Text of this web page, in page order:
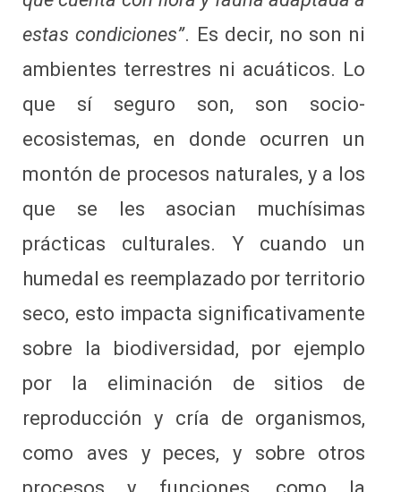
estas condiciones”. Es decir, no son ni
ambientes terrestres ni acuáticos. Lo
que sí seguro son, son socio-
ecosistemas, en donde ocurren un
montón de procesos naturales, y a los
que se les asocian muchísimas
prácticas culturales. Y cuando un
humedal es reemplazado por territorio
seco, esto impacta significativamente
sobre la biodiversidad, por ejemplo
por la eliminación de sitios de
reproducción y cría de organismos,
como aves y peces, y sobre otros